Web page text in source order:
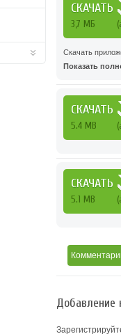
СКАЧАТЬ
3,7 МБ
Скачать
Показать
СКАЧАТЬ
5.4 MB
СКАЧАТЬ
5.1 MB
Добавление